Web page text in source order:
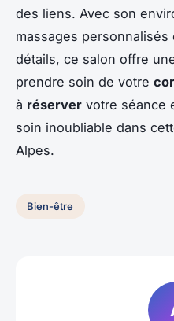
des liens. Avec son
massages
détails, ce salon offre
prendre soin de votre
à réserver votre séance
soin inoubliable dans
Alpes.
Bien-être